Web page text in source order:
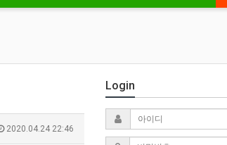
2020.04.24 22:46
Login